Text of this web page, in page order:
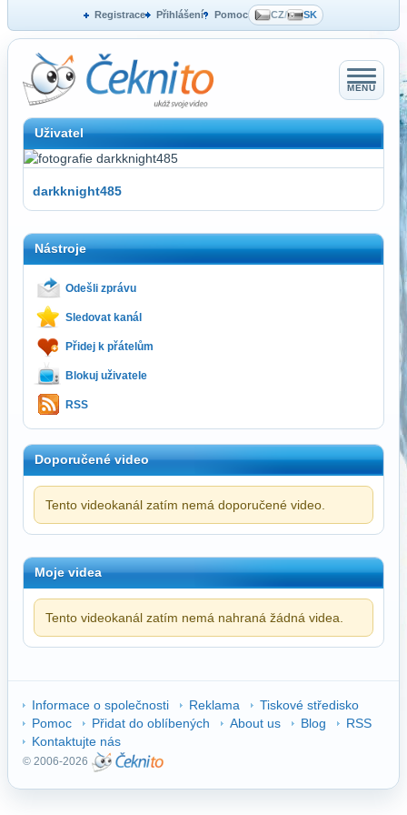
Registrace Přihlášení Pomoc CZ/ SK
MENU
Uživatel
darkknight485
Nástroje
Odešli zprávu
Sledovat kanál
Přidej k přátelům
Blokuj uživatele
RSS
Doporučené video
Tento videokanál zatím nemá doporučené video.
Moje videa
Tento videokanál zatím nemá nahraná žádná videa.
Informace o společnosti Reklama
Tiskové středisko
Pomoc
Přidat do oblíbených About us Blog
RSS
Kontaktujte nás
© 2006-2026